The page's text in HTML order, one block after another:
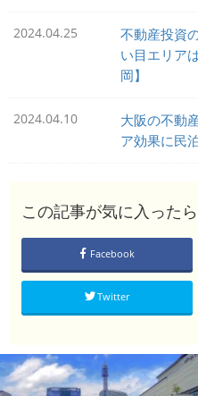
2024.04.25
不動産投資
い目エリア
岡】
2024.04.10
大阪の不動
ア効果に民
この記事が気に入った
Facebook
Twitter